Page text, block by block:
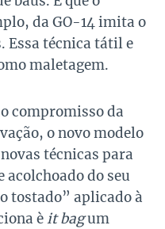
da GO-14 imita o
Essa técnica tátil e
maletagem.
compromisso da
o novo modelo
técnicas para
acolchoado do seu
tostado” aplicado à
èit bagum